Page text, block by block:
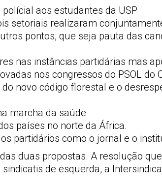
aos estudantes da USP
setoriais realizaram
pontos, que seja pauta das
nas instâncias partidárias mas
nos congressos do PSOL do
novo código florestal e o
marcha da saúde
países no norte da África.
partidários como o jornal e o
duas propostas. A resolução
de esquerda, a